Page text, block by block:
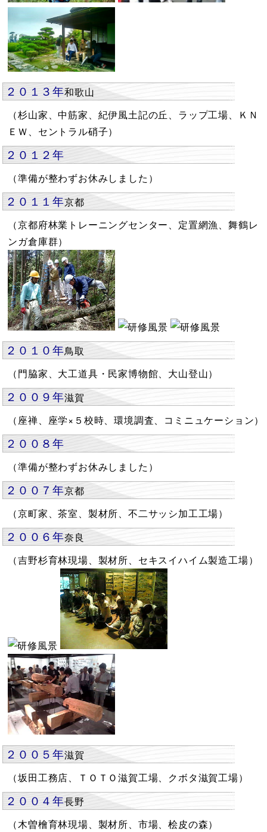
２０１３年和歌山
（杉山家、中筋家、紀伊風土記の丘、ラップ工場、ＫＮ
ＥＷ、セントラル硝子）
２０１２年
（準備が整わずお休みしました）
２０１１年京都
（京都府林業トレーニングセンター、定置網漁、舞鶴レ
ンガ倉庫群）
２０１０年鳥取
（門脇家、大工道具・民家博物館、大山登山）
２００９年滋賀
（座禅、座学×５校時、環境調査、コミニュケーション）
２００８年
（準備が整わずお休みしました）
２００７年京都
（京町家、茶室、製材所、不二サッシ加工工場）
２００６年奈良
（吉野杉育林現場、製材所、セキスイハイム製造工場）
２００５年滋賀
（坂田工務店、ＴＯＴＯ滋賀工場、クボタ滋賀工場）
２００４年長野
（木曽檜育林現場、製材所、市場、桧皮の森）